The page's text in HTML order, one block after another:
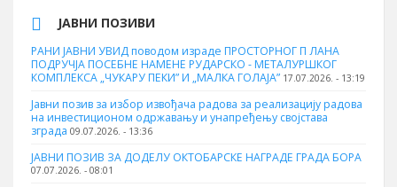
ЈАВНИ ПОЗИВИ
РАНИ ЈАВНИ УВИД поводом израде ПРОСТОРНОГ П ЛАНА
ПОДРУЧЈА ПОСЕБНЕ НАМЕНЕ РУДАРСКО - МЕТАЛУРШКОГ
КОМПЛЕКСА „ЧУКАРУ ПЕКИ” И „МАЛКА ГОЛАЈА” 17.07.2026. - 13:19
Јавни позив за избор извођача радова за реализацију радова
на инвестиционом одржавању и унапређењу својстава
зграда 09.07.2026. - 13:36
ЈАВНИ ПОЗИВ ЗА ДОДЕЛУ ОКТOБАРСКЕ НАГРАДЕ ГРАДА БОРА
07.07.2026. - 08:01